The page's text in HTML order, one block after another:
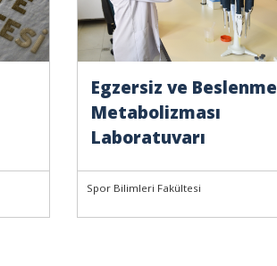
Egzersiz ve Beslenme
Metabolizması
Laboratuvarı
Spor Bilimleri Fakültesi